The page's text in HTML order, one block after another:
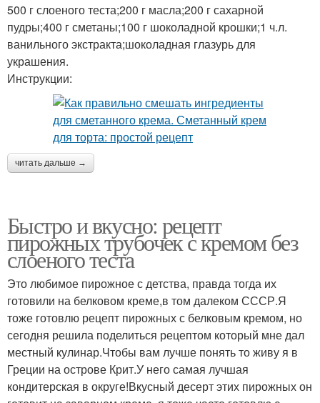
500 г слоеного теста;200 г масла;200 г сахарной
пудры;400 г сметаны;100 г шоколадной крошки;1 ч.л.
ванильного экстракта;шоколадная глазурь для
украшения.
Инструкции:
читать дальше →
Быстро и вкусно: рецепт
пирожных трубочек с кремом без
слоеного теста
Это любимое пирожное с детства, правда тогда их
готовили на белковом креме,в том далеком СССР.Я
тоже готовлю рецепт пирожных с белковым кремом, но
сегодня решила поделиться рецептом который мне дал
местный кулинар.Чтобы вам лучше понять то живу я в
Греции на острове Крит.У него самая лучшая
кондитерская в округе!Вкусный десерт этих пирожных он